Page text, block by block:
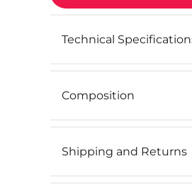
Technical
Composition
Shipping and Returns